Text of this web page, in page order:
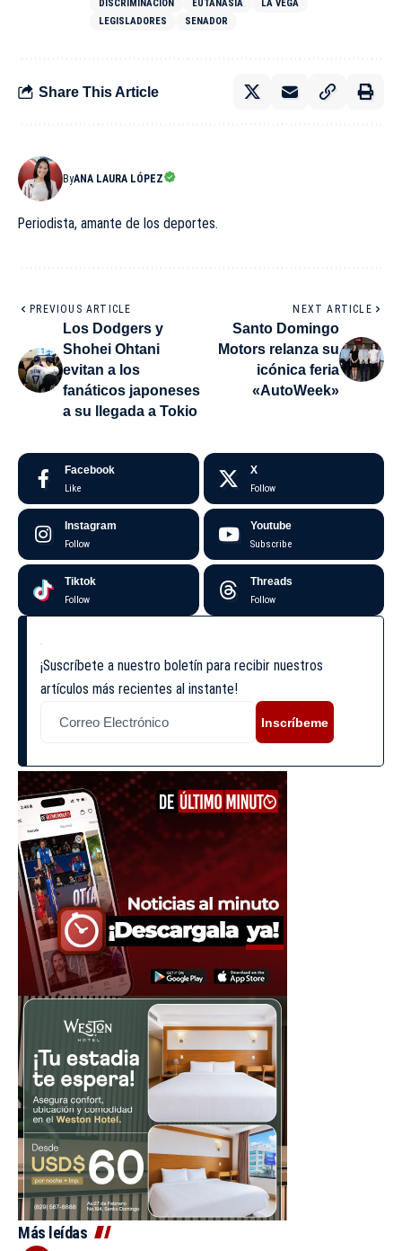
DISCRIMINACIÓN EUTANASIA
LA VEGA
LEGISLADORES
SENADOR
Share This Article
ByANA LAURA LÓPEZ
Periodista, amante de los deportes.
PREVIOUS ARTICLE
Los Dodgers y
Shohei Ohtani
evitan a los
fanáticos japoneses
a su llegada a Tokio
NEXT ARTICLE
Santo Domingo
Motors relanza su
icónica feria
«AutoWeek»
Facebook
Like
X
Follow
Instagram
Follow
Youtube
Subscribe
Tiktok
Follow
Threads
Follow
¡Suscríbete a nuestro boletín para recibir nuestros
artículos más recientes al instante!
Inscríbeme
Más leídas